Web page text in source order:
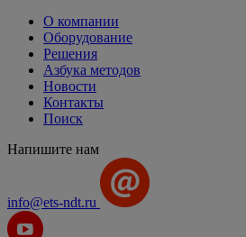
О компании
Оборудование
Решения
Азбука методов
Новости
Контакты
Поиск
Напишите нам
info@ets-ndt.ru